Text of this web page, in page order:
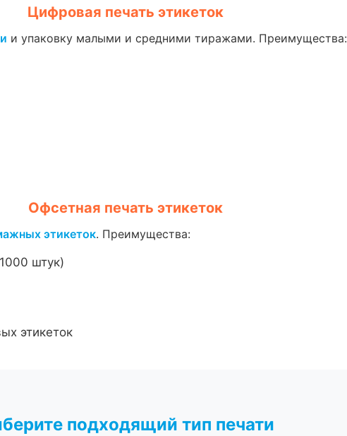
Цифровая печать этикеток
и упаковку малыми и средними тиражами. Преимущества:
Офсетная печать этикеток
этикеток. Преимущества:
штук)
этикеток
подходящий тип печати